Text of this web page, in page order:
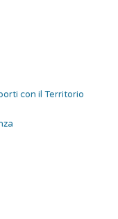
con il Territorio